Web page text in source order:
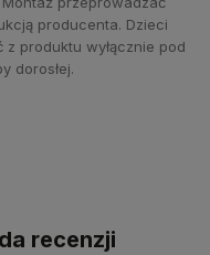
producenta. Dzieci
z produktu wyłącznie pod
dorosłej.
recenzji